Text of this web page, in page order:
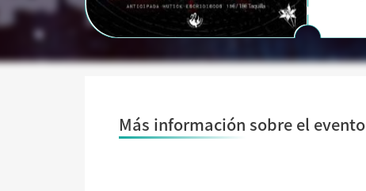
Más información sobre el evento